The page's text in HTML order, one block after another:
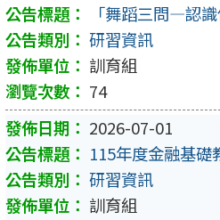
「舞蹈三問―認
研習資訊
訓育組
74
2026-07-01
115年度金融基礎
研習資訊
訓育組